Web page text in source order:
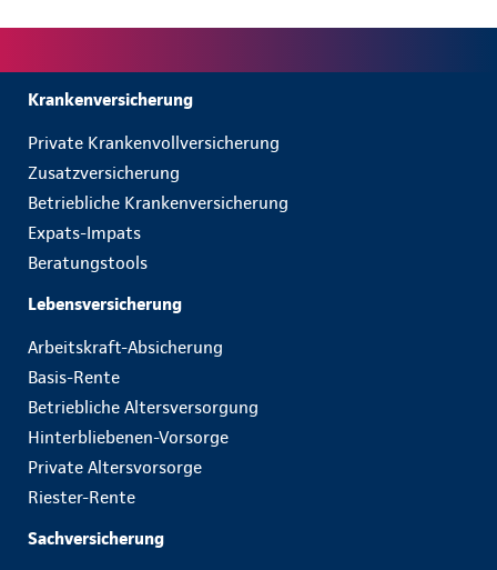
Krankenversicherung
Private Krankenvollversicherung
Zusatzversicherung
Betriebliche Krankenversicherung
Expats-Impats
Beratungstools
Lebensversicherung
Arbeitskraft-Absicherung
Basis-Rente
Betriebliche Altersversorgung
Hinterbliebenen-Vorsorge
Private Altersvorsorge
Riester-Rente
Sachversicherung